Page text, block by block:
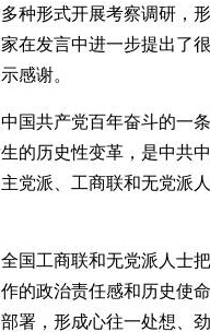
种形式开展考察调研，
在发言中进一步提出了
感谢。
国共产党百年奋斗的一
的历史性变革，是中共
党派、工商联和无党派
国工商联和无党派人士
的政治责任感和历史使
署，形成心往一处想、